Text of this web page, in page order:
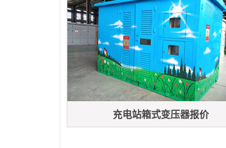
充电站箱式变压器报价